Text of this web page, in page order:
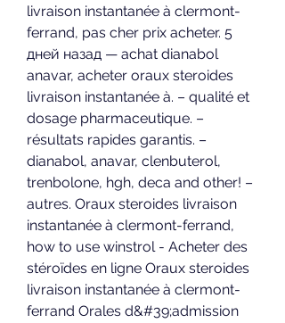
livraison instantanée à clermont-
ferrand, pas cher prix acheter. 5
дней назад — achat dianabol
anavar, acheter oraux steroides
livraison instantanée à. – qualité et
dosage pharmaceutique. –
résultats rapides garantis. –
dianabol, anavar, clenbuterol,
trenbolone, hgh, deca and other! –
autres. Oraux steroides livraison
instantanée à clermont-ferrand,
how to use winstrol - Acheter des
stéroïdes en ligne Oraux steroides
livraison instantanée à clermont-
ferrand Orales d&#39;admission